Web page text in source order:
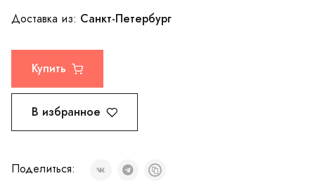
Доставка из: Санкт-Петербург
Купить
В избранное
Поделиться: